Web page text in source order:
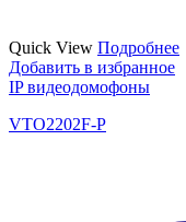
Quick View Подробнее
Добавить в избранное
IP видеодомофоны
VTO2202F-P